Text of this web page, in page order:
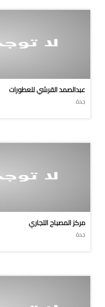
عبدالصمد القرشي للعطورات
جدة
مركز المصباح التجاري
جدة